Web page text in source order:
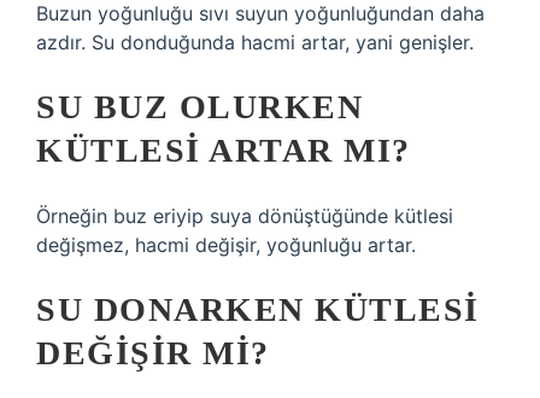
Buzun yoğunluğu sıvı suyun yoğunluğundan daha
azdır. Su donduğunda hacmi artar, yani genişler.
SU BUZ OLURKEN
KÜTLESI ARTAR MI?
Örneğin buz eriyip suya dönüştüğünde kütlesi
değişmez, hacmi değişir, yoğunluğu artar.
SU DONARKEN KÜTLESI
DEĞIŞIR MI?